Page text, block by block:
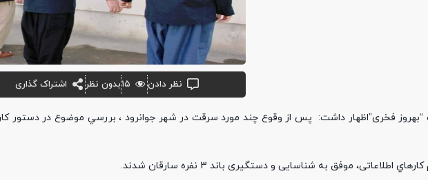
نظر دادن ۱۵بدون نظر اشتراک گذاری
فخری”اظهار داشت: پس از وقوع چند مورد سرقت در شهر جوانرود ، بررسي موضوع در دستور
موفق به شناسايی و دستگيری باند 3 نفره سارقان شدند.